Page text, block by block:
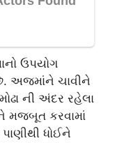
ઉપયોગ
અજમાંને ચાવીને
ની અંદર રહેલા
મજબૂત કરવામાં
ધોઈને